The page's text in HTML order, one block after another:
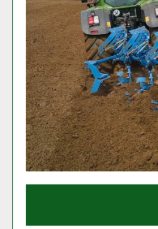
Conditie